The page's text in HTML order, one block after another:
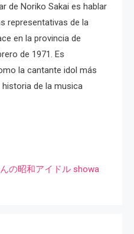
de Noriko Sakai es hablar
representativas de la
en la provincia de
de 1971. Es
la cantante idol más
historia de la musica
の昭和アイドル showa